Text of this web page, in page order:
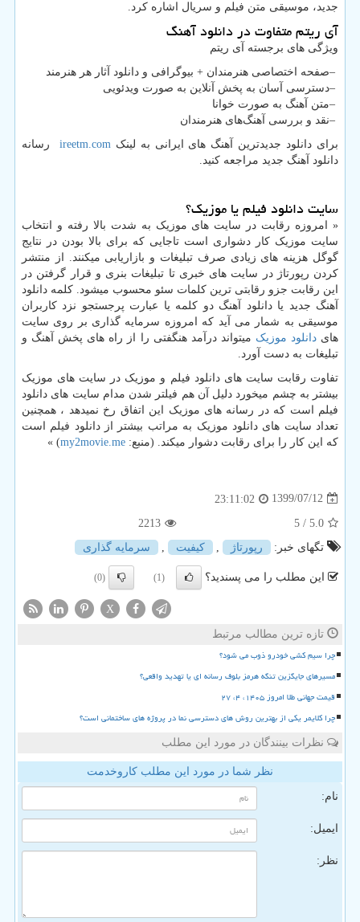
جدید، موسیقی متن فیلم و سریال اشاره کرد.
آی ریتم متفاوت در دانلود آهنگ
ویژگی های برجسته آی ریتم
–صفحه اختصاصی هنرمندان + بیوگرافی و دانلود آثار هر هنرمند
–دسترسی آسان به پخش آنلاین به صورت ویدئویی
–متن آهنگ به صورت خوانا
–نقد و بررسی آهنگ‌های هنرمندان
برای دانلود جدیدترین آهنگ های ایرانی به لینکireetm.com رسانه
دانلود آهنگ جدید مراجعه کنید.
سایت دانلود فیلم یا موزیک؟
« امروزه رقابت در سایت های موزیک به شدت بالا رفته و انتخاب
سایت موزیک کار دشواری است تاجایی که برای بالا بودن در نتایج
گوگل هزینه های زیادی صرف تبلیغات و بازاریابی میکنند. از منتشر
کردن رپورتاژ در سایت های خبری تا تبلیغات بنری و قرار گرفتن در
این رقابت جزو رقابتی ترین کلمات سئو محسوب میشود. کلمه دانلود
آهنگ جدید یا دانلود آهنگ دو کلمه یا عبارت پرجستجو نزد کاربران
موسیقی به شمار می آید که امروزه سرمایه گذاری بر روی سایت
هایدانلود موزیک میتواند درآمد هنگفتی را از راه های پخش آهنگ و
تبلیغات به دست آورد.
تفاوت رقابت سایت های دانلود فیلم و موزیک در سایت های موزیک
بیشتر به چشم میخورد دلیل آن هم فیلتر شدن مدام سایت های دانلود
فیلم است که در رسانه های موزیک این اتفاق رخ نمیدهد ، همچنین
تعداد سایت های دانلود موزیک به مراتب بیشتر از دانلود فیلم است
که این کار را برای رقابت دشوار میکند. (منبع: my2movie.me
) »
1399/07/12
23:11:02
5.0
/ 5
2213
تگهای خبر:
رپورتاژ , كیفیت , سرمایه گذاری
این مطلب را می پسندید؟ (1)
(0)
X
تازه ترین مطالب مرتبط
چرا سیم کشی خودرو ذوب می شود؟
مسیرهای جایگزین تنگه هرمز بلوف رسانه ای یا تهدید واقعی؟
قیمت جهانی طلا امروز ۱۴۰۵، ۴، ۲۷
چرا کلایمر یکی از بهترین روش های دسترسی نما در پروژه های ساختمانی است؟
نظرات بینندگان در مورد این مطلب
نظر شما در مورد این مطلب کاروخدمت
نام:
ایمیل:
نظر: